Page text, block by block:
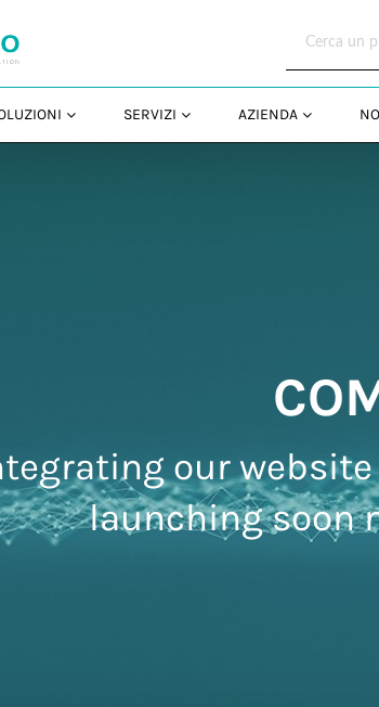
SERVIZI AZIENDA
our
launching soon